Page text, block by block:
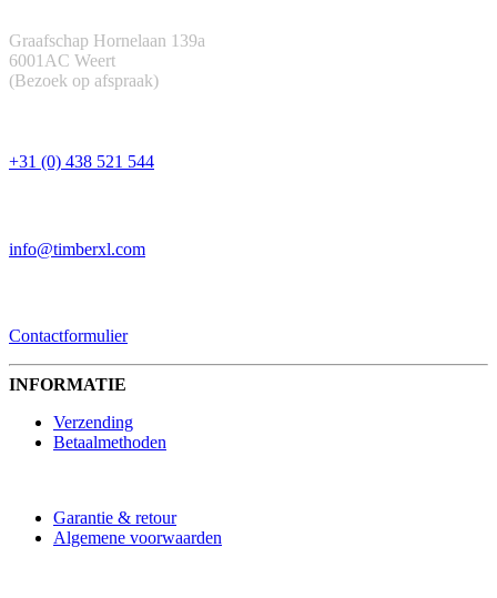
Graafschap Hornelaan 139a
6001AC Weert
(Bezoek op afspraak)
+31 (0) 438 521 544
info@timberxl.com
Contactformulier
INFORMATIE
Verzending
Betaalmethoden
Garantie & retour
Algemene voorwaarden